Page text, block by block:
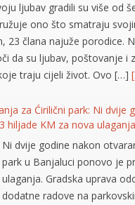
ljubav gradili su više od
ono što smatraju
23 člana najuže porodice.
da su ljubav, poštovanje i
traju cijeli život. Ovo […]
za Ćirilični park: Ni dvije
hiljade KM za nova ulaganja
Ni dvije godine nakon
park u Banjaluci ponovo je
ulaganja. Gradska uprava
dodatne radove na